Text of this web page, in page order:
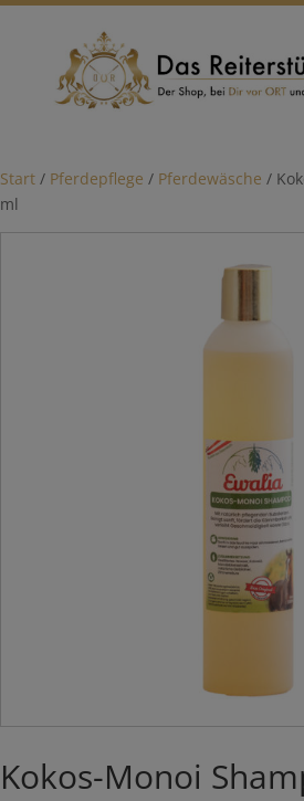
Start / Pferdepflege / Pferdewäsche /
ml
Kokos-Monoi